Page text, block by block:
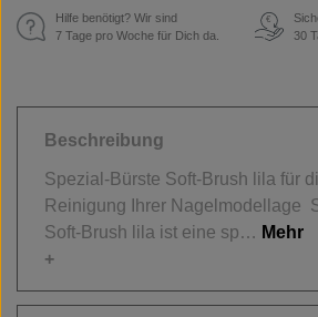
Hilfe benötigt? Wir sind
7 Tage pro Woche für Dich da.
€
30
Beschreibung
Spezial-Bürste Soft-Brush lila für
Reinigung Ihrer Nagelmodellage
Soft-Brush lila ist eine sp… Mehr